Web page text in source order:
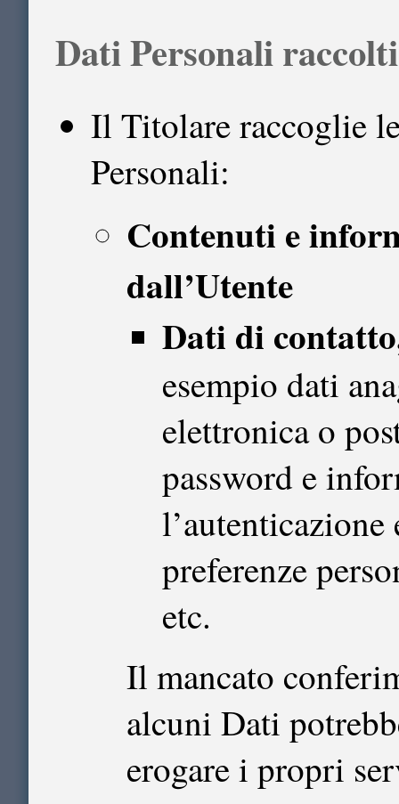
Dati Personali
Il Titolare raccoglie
Personali:
Contenuti e
dall’Utente
Dati di
esempio dati
elettronica o
password e
l’autenticazione
preferenze
etc.
Il mancato
alcuni Dati
erogare i propri